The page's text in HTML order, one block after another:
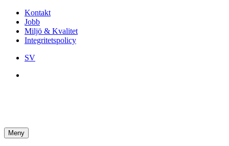
Kontakt
Jobb
Miljö & Kvalitet
Integritetspolicy
SV
Meny